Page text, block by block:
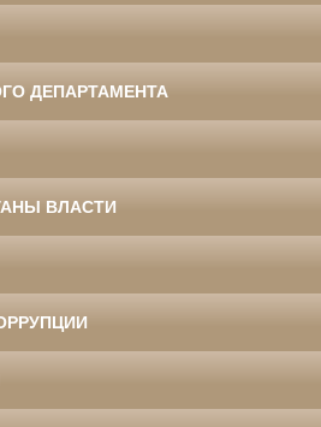
ДЕПАРТАМЕНТА
ВЛАСТИ